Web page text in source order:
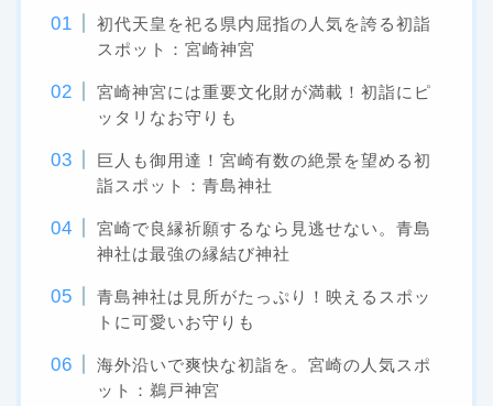
初代天皇を祀る県内屈指の人気を誇る初詣
スポット：宮崎神宮
宮崎神宮には重要文化財が満載！初詣にピ
ッタリなお守りも
巨人も御用達！宮崎有数の絶景を望める初
詣スポット：青島神社
宮崎で良縁祈願するなら見逃せない。青島
神社は最強の縁結び神社
青島神社は見所がたっぷり！映えるスポッ
トに可愛いお守りも
海外沿いで爽快な初詣を。宮崎の人気スポ
ット：鵜戸神宮